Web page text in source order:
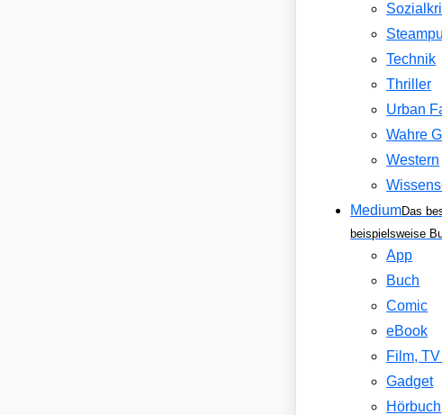
Technik
Thriller
Urban
Wahre
Western
MediumDas
beispielsweise
App
Buch
Comic
eBook
Film,
Gadget
Hörbuch